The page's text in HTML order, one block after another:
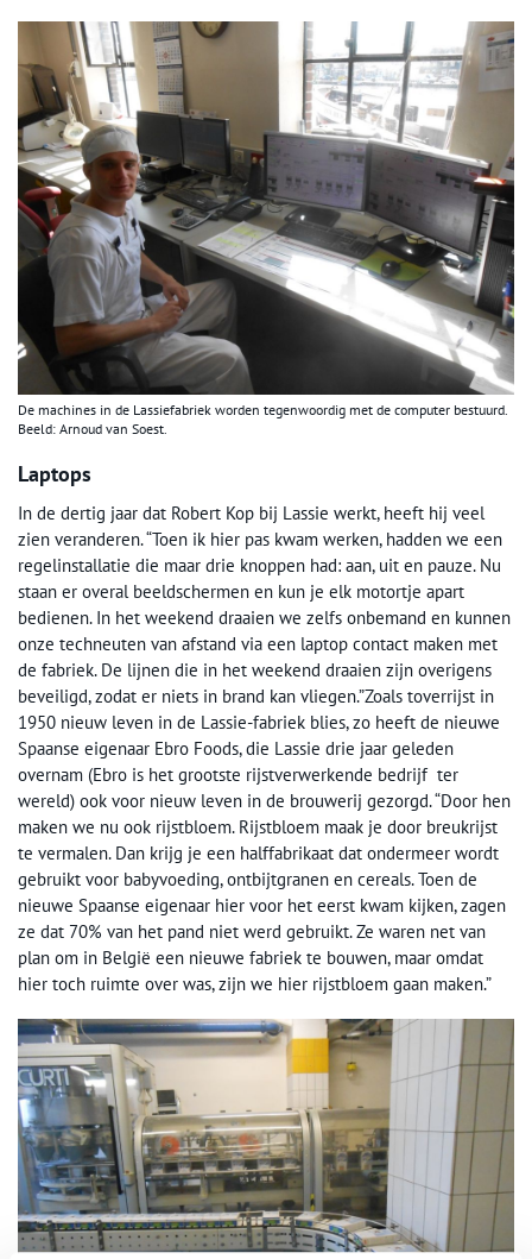
De machines in de Lassiefabriek worden tegenwoordig met de computer bestuurd.
Beeld: Arnoud van Soest.
Laptops
In de dertig jaar dat Robert Kop bij Lassie werkt, heeft hij veel
zien veranderen. “Toen ik hier pas kwam werken, hadden we een
regelinstallatie die maar drie knoppen had: aan, uit en pauze. Nu
staan er overal beeldschermen en kun je elk motortje apart
bedienen. In het weekend draaien we zelfs onbemand en kunnen
onze techneuten van afstand via een laptop contact maken met
de fabriek. De lijnen die in het weekend draaien zijn overigens
beveiligd, zodat er niets in brand kan vliegen.”Zoals toverrijst in
1950 nieuw leven in de Lassie-fabriek blies, zo heeft de nieuwe
Spaanse eigenaar Ebro Foods, die Lassie drie jaar geleden
overnam (Ebro is het grootste rijstverwerkende bedrijf ter
wereld) ook voor nieuw leven in de brouwerij gezorgd. “Door hen
maken we nu ook rijstbloem. Rijstbloem maak je door breukrijst
te vermalen. Dan krijg je een halffabrikaat dat ondermeer wordt
gebruikt voor babyvoeding, ontbijtgranen en cereals. Toen de
nieuwe Spaanse eigenaar hier voor het eerst kwam kijken, zagen
ze dat 70% van het pand niet werd gebruikt. Ze waren net van
plan om in België een nieuwe fabriek te bouwen, maar omdat
hier toch ruimte over was, zijn we hier rijstbloem gaan maken.”